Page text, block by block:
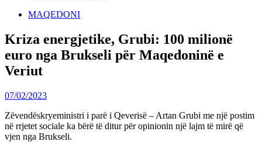
MAQEDONI
Kriza energjetike, Grubi: 100 milionë
euro nga Brukseli për Maqedoninë e
Veriut
07/02/2023
Zëvendëskryeministri i parë i Qeverisë – Artan Grubi me një postim
në rrjetet sociale ka bërë të ditur për opinionin një lajm të mirë që
vjen nga Brukseli.